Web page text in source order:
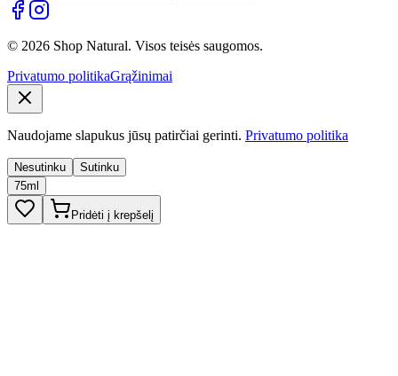
© 2026 Shop Natural. Visos teisės saugomos.
Privatumo politikaGrąžinimai
Naudojame slapukus jūsų patirčiai gerinti. Privatumo politika
Nesutinku
Sutinku
75ml
Pridėti į krepšelį